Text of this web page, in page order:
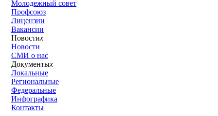
Молодежный совет
Профсоюз
Лицензии
Вакансии
Новостиx
Новости
СМИ о нас
Документыx
Локальные
Региональные
Федеральные
Инфографика
Контакты